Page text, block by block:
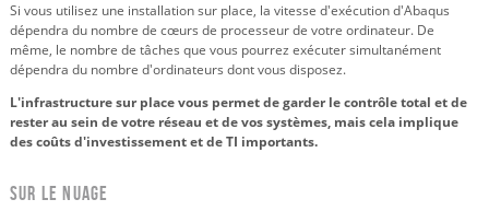
Si vous utilisez une installation sur place, la vitesse d'exécution d'Abaqus
dépendra du nombre de cœurs de processeur de votre ordinateur. De
même, le nombre de tâches que vous pourrez exécuter simultanément
dépendra du nombre d'ordinateurs dont vous disposez.
L'infrastructure sur place vous permet de garder le contrôle total et de
rester au sein de votre réseau et de vos systèmes, mais cela implique
des coûts d'investissement et de TI importants.
Sur le nuage